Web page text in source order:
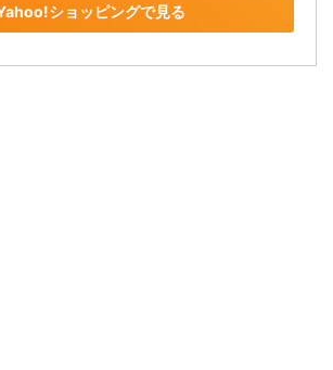
ショッピングで見る